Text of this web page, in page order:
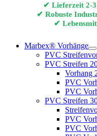
✔ Lieferzeit 2-3
✔ Robuste
✔
Marbex® Vorhänge
PVC
PVC Streifen
Vorhang
PVC
PVC
PVC Streifen
PVC
PVC